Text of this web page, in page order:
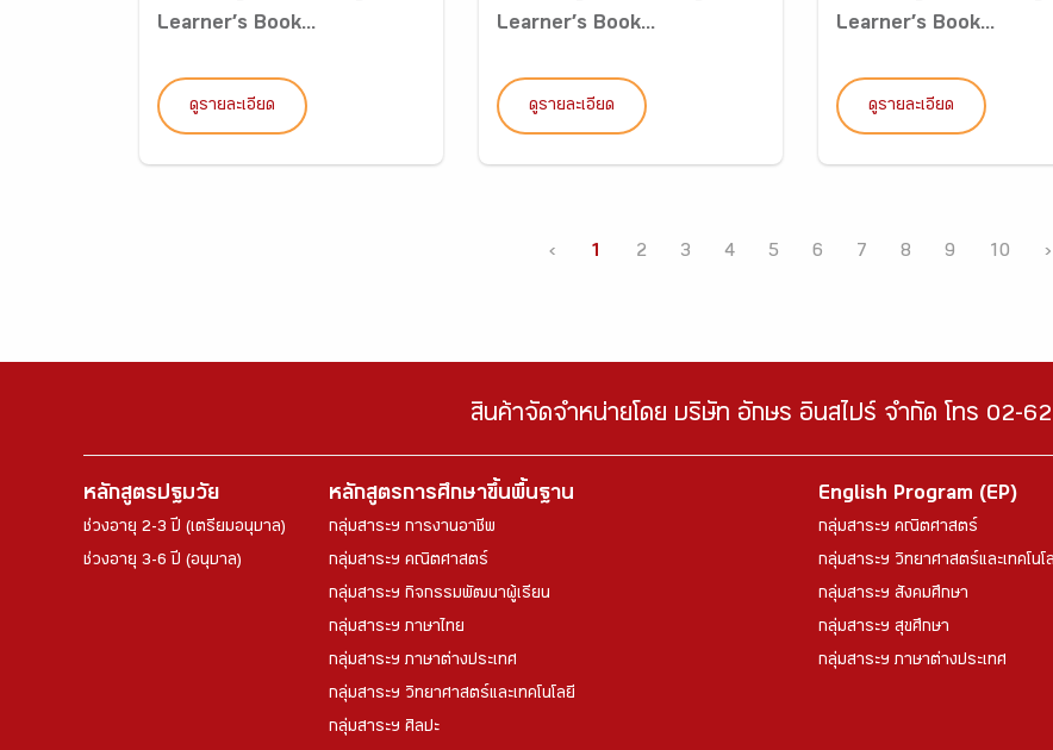
Learner’s Book...
ดูรายละเอียด
Learner’s Book...
ดูรายละเอียด
Learner’s Book...
ดูรายละเอียด
‹ 1 2 3 4 5 6 7 8 9 10 ›
สินค้าจัดจำหน่ายโดย บริษัท อักษร อินสไปร์ จำกัด โทร 02-
หลักสูตรปฐมวัย
ช่วงอายุ 2-3 ปี (เตรียมอนุบาล)
ช่วงอายุ 3-6 ปี (อนุบาล)
หลักสูตรการศึกษาขึ้นพื้นฐาน
กลุ่มสาระฯ การงานอาชีพ
กลุ่มสาระฯ คณิตศาสตร์
กลุ่มสาระฯ กิจกรรมพัฒนาผู้เรียน
กลุ่มสาระฯ ภาษาไทย
กลุ่มสาระฯ ภาษาต่างประเทศ
กลุ่มสาระฯ วิทยาศาสตร์และเทคโนโลยี
กลุ่มสาระฯ ศิลปะ
English Program (EP)
กลุ่มสาระฯ คณิตศาสตร์
กลุ่มสาระฯ วิทยาศาสตร์และเทคโนโ
กลุ่มสาระฯ สังคมศึกษา
กลุ่มสาระฯ สุขศึกษา
กลุ่มสาระฯ ภาษาต่างประเทศ